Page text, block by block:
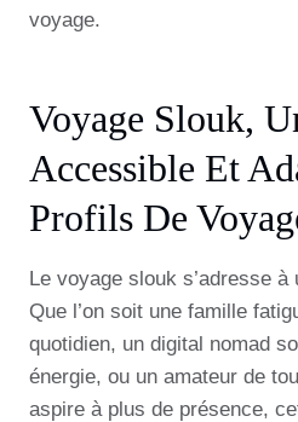
voyage.
Voyage Slouk,
Accessible Et
Profils De
Le voyage slouk s’adresse
Que l’on soit une famille
quotidien, un digital nomad
énergie, ou un amateur de
aspire à plus de présence,